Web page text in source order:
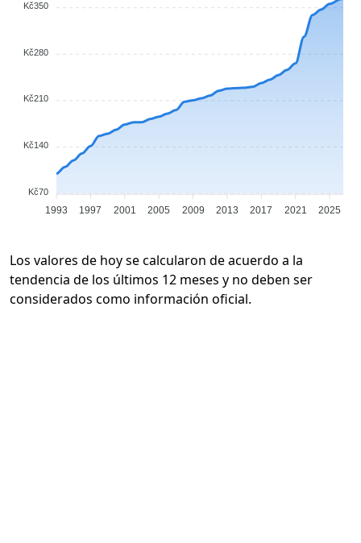
Kč350
Kč280
Kč210
Kč140
Kč70
1993 1997 2001 2005 2009 2013 2017 2021 2025
Los valores de hoy se calcularon de acuerdo a la
tendencia de los últimos 12 meses y no deben ser
considerados como información oficial.